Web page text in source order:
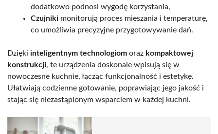
dodatkowo podnosi wygodę korzystania,
Czujniki monitorują proces mieszania i temperaturę,
co umożliwia precyzyjne przygotowywanie dań.
Dzięki inteligentnym technologiom oraz kompaktowej
konstrukcji, te urządzenia doskonale wpisują się w
nowoczesne kuchnie, łącząc funkcjonalność i estetykę.
Ułatwiają codzienne gotowanie, poprawiając jego jakość i
stając się niezastąpionym wsparciem w każdej kuchni.